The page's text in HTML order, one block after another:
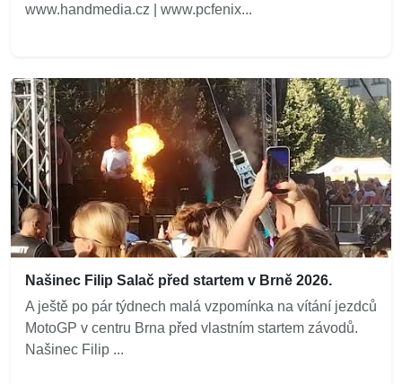
www.handmedia.cz | www.pcfenix...
Našinec Filip Salač před startem v Brně 2026.
A ještě po pár týdnech malá vzpomínka na vítání jezdců
MotoGP v centru Brna před vlastním startem závodů.
Našinec Filip ...